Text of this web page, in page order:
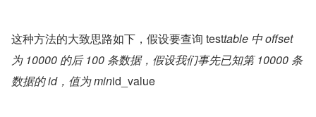
这种方法的大致思路如下，假设要查询 testtable 中 offset
为 10000 的后 100 条数据，假设我们事先已知第 10000 条
数据的 id，值为 minid_value